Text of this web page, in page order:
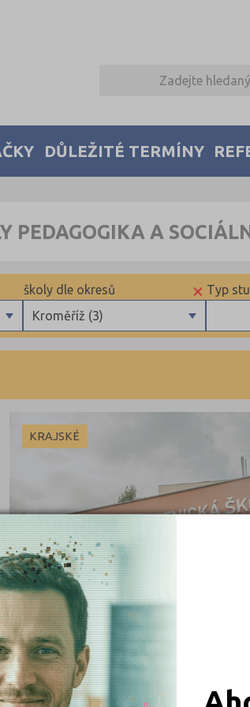
DŮLEŽITÉ TERMÍNY
PEDAGOGIKA A
Typ
×
Kroměříž (3)
školy dle okresů
Blansko (1)
Brno-město (10)
Brno-venkov (1)
Česká Lípa (1)
České Budějovice (1)
Český Krumlov (1)
Děčín (4)
Domažlice (3)
Frýdek-Místek (3)
Havlíčkův Brod (1)
KRAJSKÉ